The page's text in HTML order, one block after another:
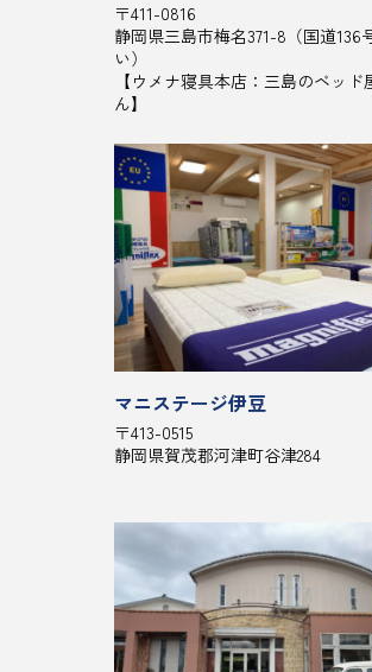
〒411-0816
静岡県三島市梅名371-8（国道136
い）
【ウメナ寝具本店：三島のベッド
ん】
マニステージ伊豆
〒413-0515
静岡県賀茂郡河津町谷津284